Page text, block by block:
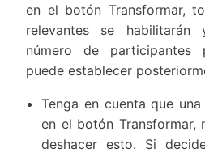
en el botón Transformar,
relevantes se
número de participantes
puede establecer
Tenga en cuenta que
en el botón Transformar,
deshacer esto. Si